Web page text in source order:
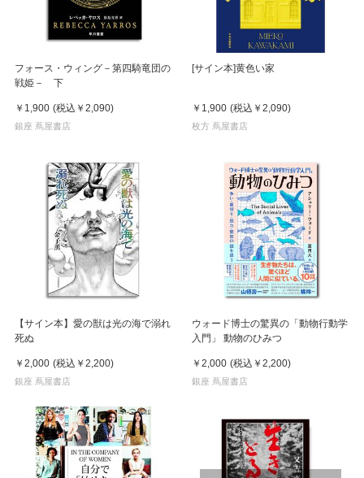
フォース・ウィング－第四騎竜団の
戦姫－ 下
￥1,900 (税込 ￥2,090)
銀座 蔦屋書店
[サイン本]黄色い家
￥1,900 (税込 ￥2,090)
枚方 蔦屋書店
【サイン本】愛の獣は光の海で溺れ
死ぬ
￥2,000 (税込 ￥2,200)
銀座 蔦屋書店
ウォード博士の驚異の「動物行動学
入門」 動物のひみつ
￥2,000 (税込 ￥2,200)
銀座 蔦屋書店